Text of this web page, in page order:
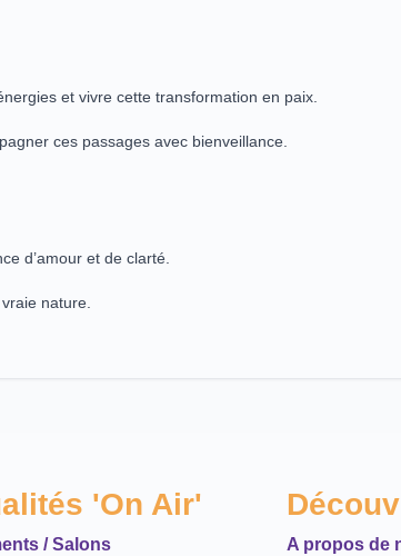
et vivre cette transformation en paix.
ces passages avec bienveillance.
d’amour et de clarté.
nature.
'On Air'
/ Salons
A propos de